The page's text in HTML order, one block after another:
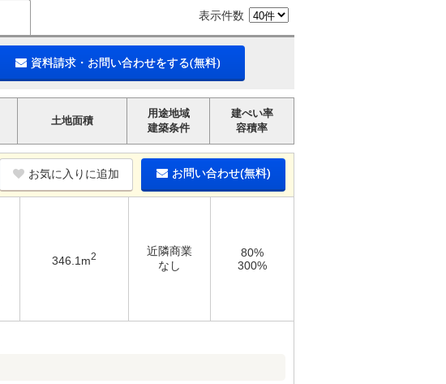
表示件数
資料請求・お問い合わせをする(無料)
土地面積
用途地域
建築条件
建ぺい率
容積率
お気に入りに追加 お問い合わせ(無料)
346.1m2
近隣商業
なし
80%
300%